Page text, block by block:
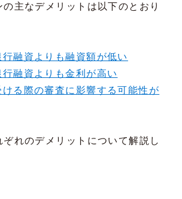
の主なデメリットは以下のとおり
融資よりも融資額が低い
融資よりも金利が高い
る際の審査に影響する可能性が
ぞれのデメリットについて解説し